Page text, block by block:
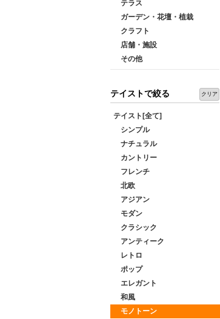
テラス
ガーデン・花壇・植栽
クラフト
店舗・施設
その他
テイストで絞る クリア
テイスト[全て]
シンプル
ナチュラル
カントリー
フレンチ
北欧
アジアン
モダン
クラシック
アンティーク
レトロ
ポップ
エレガント
和風
モノトーン